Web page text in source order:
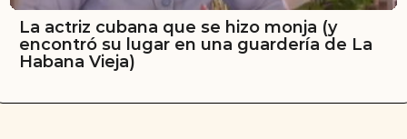
La actriz cubana que se hizo monja (y
encontró su lugar en una guardería de La
Habana Vieja)